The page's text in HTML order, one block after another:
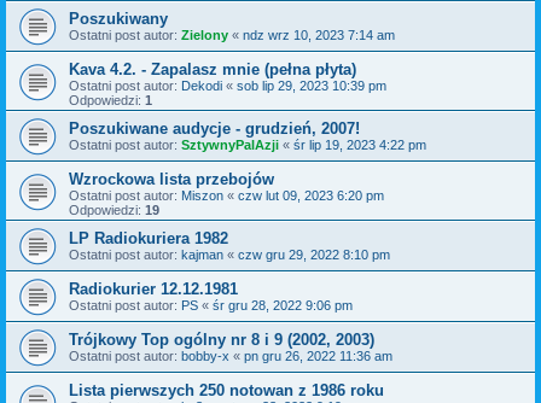
Poszukiwany
Ostatni post autor: Zielony « ndz wrz 10, 2023 7:14 am
Kava 4.2. - Zapalasz mnie (pełna płyta)
Ostatni post autor: Dekodi « sob lip 29, 2023 10:39 pm
Odpowiedzi: 1
Poszukiwane audycje - grudzień, 2007!
Ostatni post autor: SztywnyPalAzji « śr lip 19, 2023 4:22 pm
Wzrockowa lista przebojów
Ostatni post autor: Miszon « czw lut 09, 2023 6:20 pm
Odpowiedzi: 19
LP Radiokuriera 1982
Ostatni post autor: kajman « czw gru 29, 2022 8:10 pm
Radiokurier 12.12.1981
Ostatni post autor: PS « śr gru 28, 2022 9:06 pm
Trójkowy Top ogólny nr 8 i 9 (2002, 2003)
Ostatni post autor: bobby-x « pn gru 26, 2022 11:36 am
Lista pierwszych 250 notowan z 1986 roku